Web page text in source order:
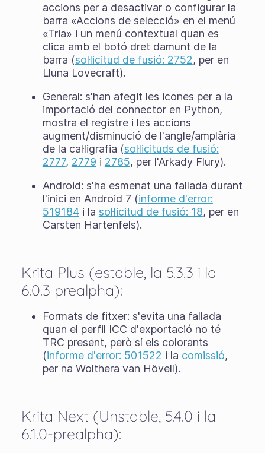
accions per a desactivar o configurar la
barra «Accions de selecció» en el menú
«Tria» i un menú contextual quan es
clica amb el botó dret damunt de la
barra (sol·licitud de fusió: 2752, per en
Lluna Lovecraft).
General: s'han afegit les icones per a la
importació del connector en Python,
mostra el registre i les accions
augment/disminució de l'angle/amplària
de la cal·ligrafia (sol·licituds de fusió:
2777, 2779 i 2785, per l'Arkady Flury).
Android: s'ha esmenat una fallada durant
l'inici en Android 7 (informe d'error:
519184 i la sol·licitud de fusió: 18, per en
Carsten Hartenfels).
Krita Plus (estable, la 5.3.3 i la
6.0.3 prealpha):
Formats de fitxer: s'evita una fallada
quan el perfil ICC d'exportació no té
TRC present, però sí els colorants
(informe d'error: 501522 i la comissió,
per na Wolthera van Hövell).
Krita Next (Unstable, 5.4.0 i la
6.1.0-prealpha):